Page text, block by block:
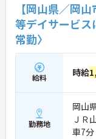
【岡山県／岡
等デイサービ
常勤〉
給料 時給
勤務地
岡山
ＪＲ
車7分